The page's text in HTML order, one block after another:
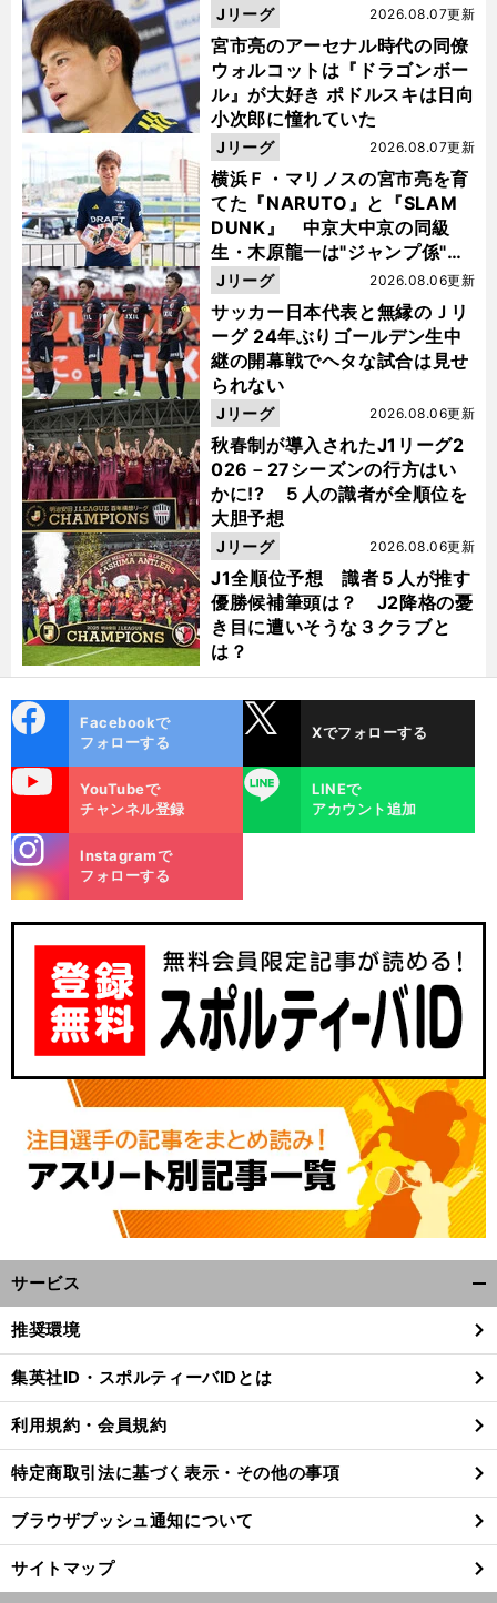
。
前
宮市亮のアーセナル時代の同僚
ウォルコットは『ドラゴンボー
ル』が大好き ポドルスキは日向
小次郎に憧れていた
2026.08.07更新
Jリーグ
横浜Ｆ・マリノスの宮市亮を育
てた『NARUTO』と『SLAM
DUNK』 中京大中京の同級
生・木原龍一は"ジャンプ係"だ
った
2026.08.07更新
Jリーグ
サッカー日本代表と無縁のＪリ
ーグ 24年ぶりゴールデン生中
継の開幕戦でヘタな試合は見せ
られない
2026.08.06更新
Jリーグ
秋春制が導入されたJ1リーグ2
026－27シーズンの行方はい
かに!? ５人の識者が全順位を
大胆予想
2026.08.06更新
Jリーグ
J1全順位予想 識者５人が推す
優勝候補筆頭は？ J2降格の憂
き目に遭いそうな３クラブと
は？
2026.08.06更新
Jリーグ
ok
Facebookで
フォローする
Xでフォローする
YouTubeで
チャンネル登録
LINE
LINEで
アカウント追加
m
Instagramで
フォローする
サービス
閉
る
推奨環境
集英社ID・スポルティーバIDとは
利用規約・会員規約
特定商取引法に基づく表示・その他の事項
ブラウザプッシュ通知について
サイトマップ